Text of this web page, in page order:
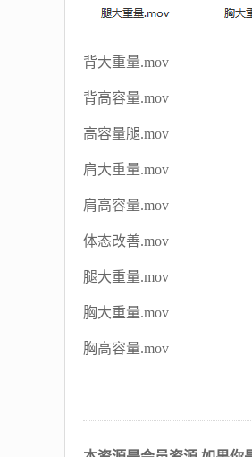
背大重量.mov
背高容量.mov
高容量腿.mov
肩大重量.mov
肩高容量.mov
体态改善.mov
腿大重量.mov
胸大重量.mov
胸高容量.mov